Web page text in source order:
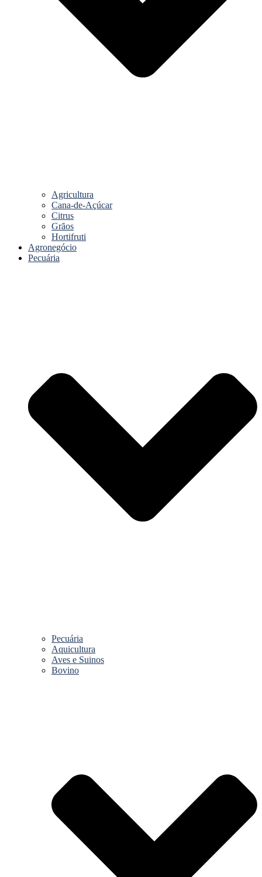
Agricultura
Cana-de-Açúcar
Citrus
Grãos
Hortifruti
Agronegócio
Pecuária
Pecuária
Aquicultura
Aves e Suinos
Bovino